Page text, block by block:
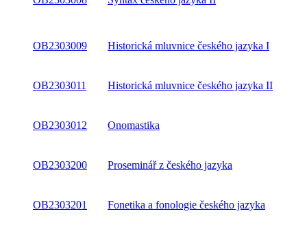
OB2303009 Historická mluvnice českého jazyka I
OB2303011 Historická mluvnice českého jazyka II
OB2303012 Onomastika
OB2303200 Proseminář z českého jazyka
OB2303201 Fonetika a fonologie českého jazyka